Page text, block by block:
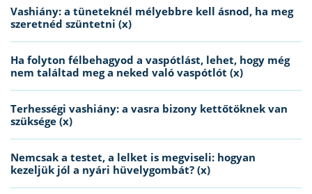
Vashiány: a tüneteknél mélyebbre kell ásnod, ha meg
szeretnéd szüntetni (x)
Ha folyton félbehagyod a vaspótlást, lehet, hogy még
nem találtad meg a neked való vaspótlót (x)
Terhességi vashiány: a vasra bizony kettőtöknek van
szüksége (x)
Nemcsak a testet, a lelket is megviseli: hogyan
kezeljük jól a nyári hüvelygombát? (x)